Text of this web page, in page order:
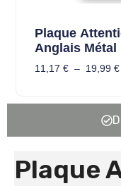
Plaque
Anglais
11,17 € – 19,99 €
Plaque